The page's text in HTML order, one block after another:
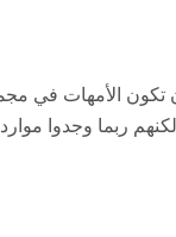
الأمهات في
ربما وجدوا